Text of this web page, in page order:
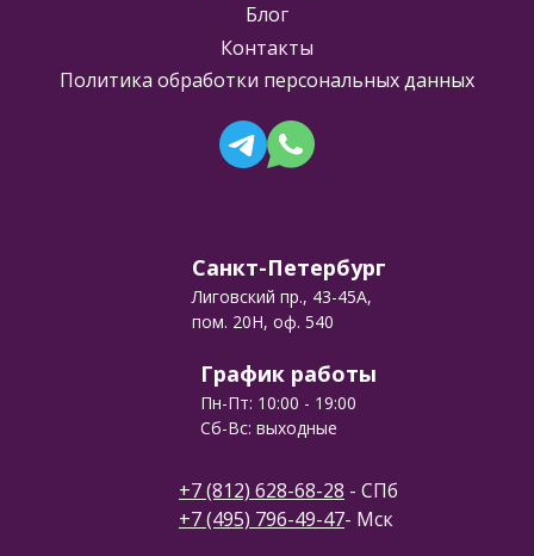
Блог
Контакты
Политика обработки персональных данных
Санкт-Петербург
Лиговский пр., 43-45А,
пом. 20Н, оф. 540
График работы
Пн-Пт: 10:00 - 19:00
Сб-Вс: выходные
+7 (812) 628-68-28 - СПб
+7 (495) 796-49-47- Мск